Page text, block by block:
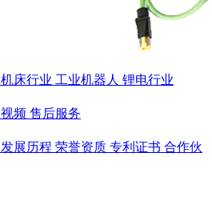
机床行业 工业机器人 锂电行业
视频 售后服务
发展历程 荣誉资质 专利证书 合作伙